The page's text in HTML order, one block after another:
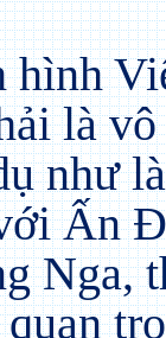
hình
là
như
Ấn
Nga,